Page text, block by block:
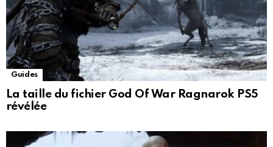
Guides
La taille du fichier God Of War Ragnarok PS5
révélée